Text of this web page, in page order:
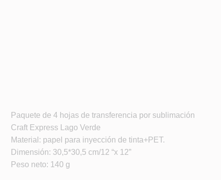
Paquete de 4 hojas de transferencia por sublimación
Craft Express Lago Verde
Material: papel para inyección de tinta+PET.
Dimensión: 30,5*30,5 cm/12 “x 12”
Peso neto: 140 g